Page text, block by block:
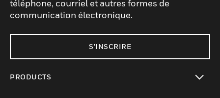
téléphone, courriel et autres formes de
communication électronique.
S'INSCRIRE
PRODUCTS